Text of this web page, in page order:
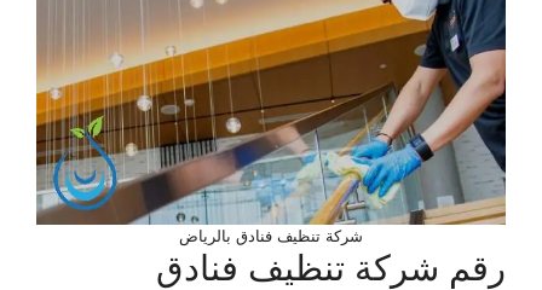
شركة تنظيف فنادق بالرياض
رقم شركة تنظيف فنادق